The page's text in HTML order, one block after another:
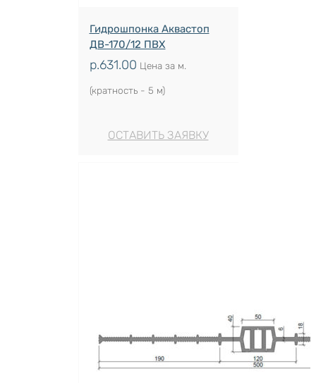
Гидрошпонка Аквастоп
ДВ-170/12 ПВХ
р.631.00 Цена за м.
(кратность - 5 м)
ОСТАВИТЬ ЗАЯВКУ